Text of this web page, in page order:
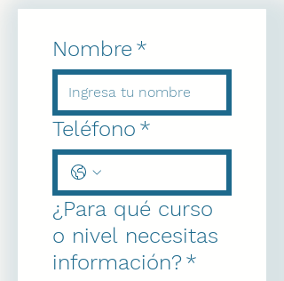
Nombre*
Teléfono *
¿Para qué curso
o nivel necesitas
información? *